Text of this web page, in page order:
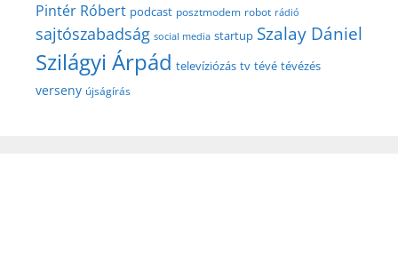
Pintér Róbert podcast posztmodem robot rádió
sajtószabadság social media startup Szalay Dániel
Szilágyi Árpád televíziózás tv tévé tévézés
verseny újságírás